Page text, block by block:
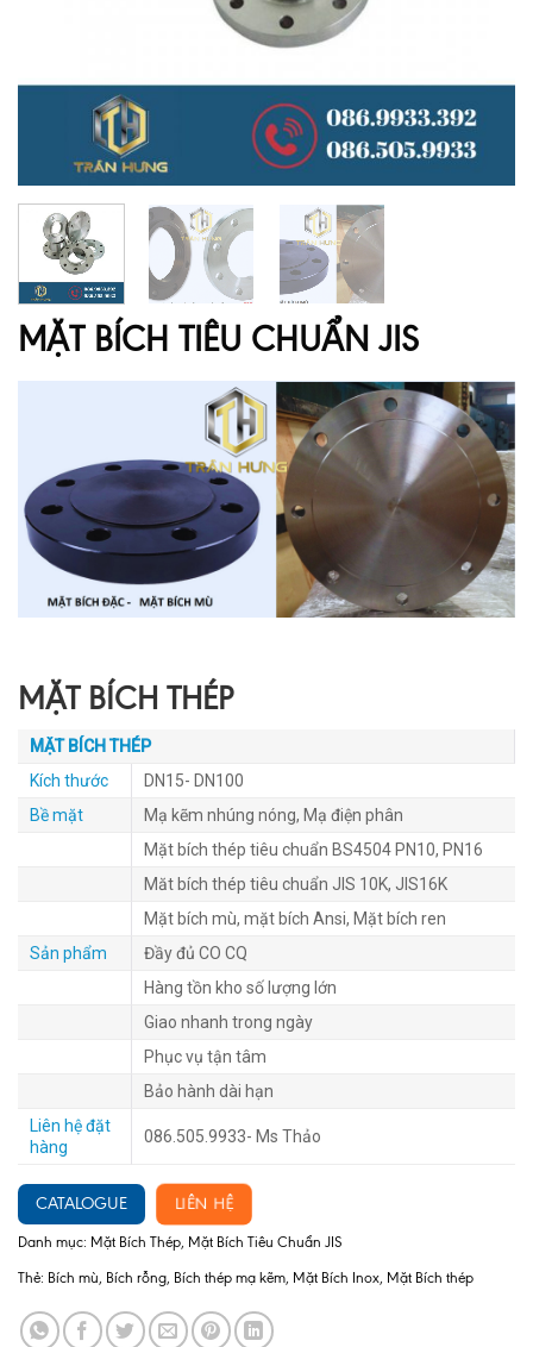
MẶT BÍCH TIÊU CHUẨN JIS
MẶT BÍCH THÉP
MẶT BÍCH THÉP
Kích thước
DN15- DN100
Bề mặt
Mạ kẽm nhúng nóng, Mạ điện phân
Mặt bích thép tiêu chuẩn BS4504 PN10, PN16
Măt bích thép tiêu chuẩn JIS 10K, JIS16K
Mặt bích mù, mặt bích Ansi, Mặt bích ren
Sản phẩm
Đầy đủ CO CQ
Hàng tồn kho số lượng lớn
Giao nhanh trong ngày
Phục vụ tận tâm
Bảo hành dài hạn
Liên hệ đặt
hàng
086.505.9933- Ms Thảo
CATALOGUE LIÊN HỆ
Danh mục: Mặt Bích Thép, Mặt Bích Tiêu Chuẩn JIS
Thẻ: Bích mù, Bích rỗng, Bích thép mạ kẽm, Mặt Bích Inox, Mặt Bích thép